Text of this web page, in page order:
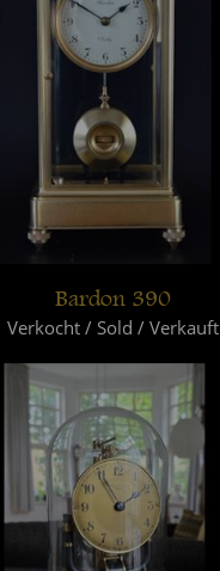
Bardon 390
Verkocht / Sold / Verkauft